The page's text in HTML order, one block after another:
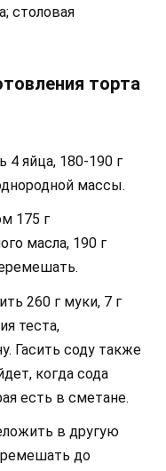
столовая
торта
4 яйца, 180-190 г
массы.
175 г
масла, 190 г
260 г муки, 7 г
теста,
Гасить соду также
когда сода
есть в сметане.
в другую
до